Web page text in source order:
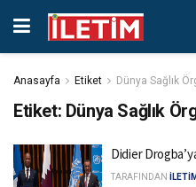
Anasayfa Etiket Dünya Sağlık
Etiket: Dünya Sağlık
Didier
TARAFINDAN İLETİM